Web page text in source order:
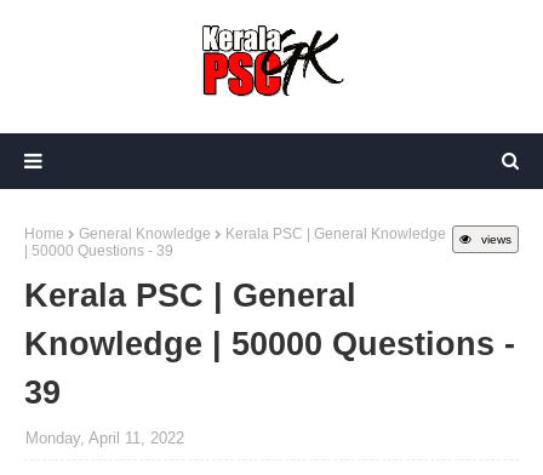
views
Home General Knowledge
Kerala PSC | General Knowledge
| 50000 Questions - 39
Kerala PSC | General
Knowledge | 50000 Questions -
39
Monday, April 11, 2022